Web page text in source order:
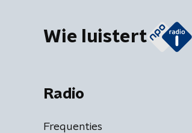
Wie luistert
Radio
Frequenties